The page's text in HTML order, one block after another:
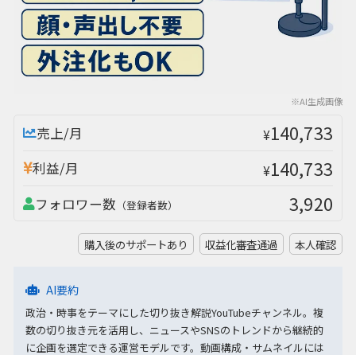
※AI生成画像
売上/月 ¥140,733
利益/月 ¥140,733
フォロワー数 （登録者数） 3,920
購入後のサポートあり 収益化審査通過 本人確認
AI要約
政治・時事をテーマにした切り抜き解説YouTubeチャンネル。複
数の切り抜き元を活用し、ニュースやSNSのトレンドから継続的
に企画を選定できる運営モデルです。動画構成・サムネイルには